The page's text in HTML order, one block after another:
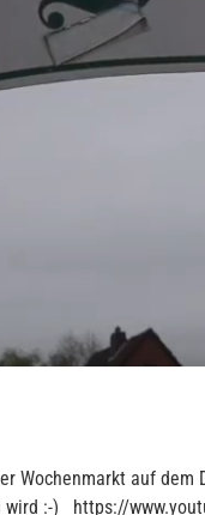
Wochenmarkt auf
:-) https://